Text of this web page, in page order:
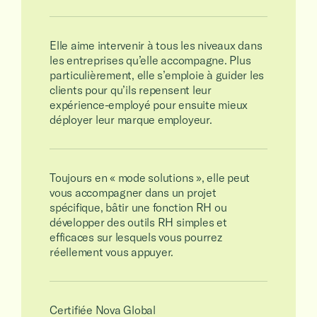
Elle aime intervenir à tous les niveaux dans
les entreprises qu’elle accompagne. Plus
particulièrement, elle s’emploie à guider les
clients pour qu’ils repensent leur
expérience-employé pour ensuite mieux
déployer leur marque employeur.
Toujours en « mode solutions », elle peut
vous accompagner dans un projet
spécifique, bâtir une fonction RH ou
développer des outils RH simples et
efficaces sur lesquels vous pourrez
réellement vous appuyer.
Certifiée Nova Global